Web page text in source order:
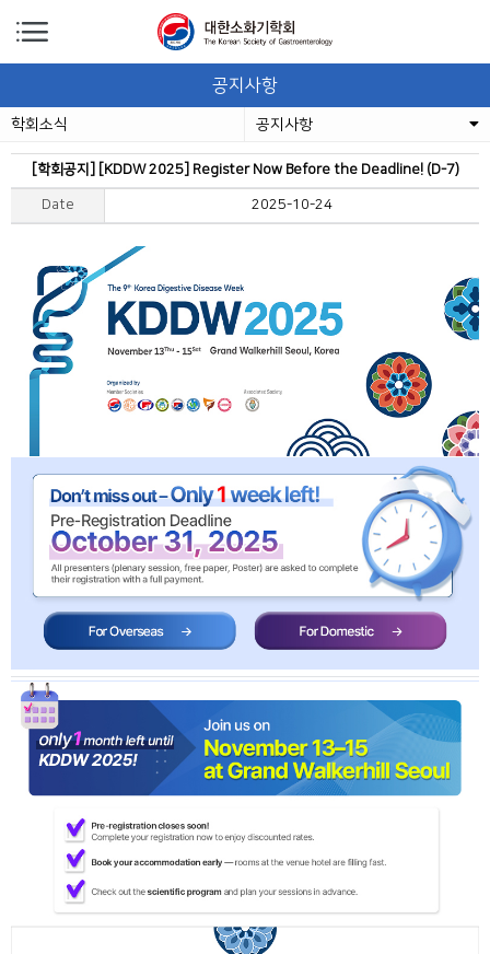
공지사항
학회소식 공지사항
[학회공지] [KDDW 2025] Register Now Before the Deadline! (D-7)
Date 2025-10-24